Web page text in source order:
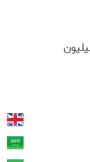
شهرهایی مانند پرند دیگر زیر ۱۰۰ میلیون تومان نخواهد بود و در این بین در شهرهایی مانند پردیس نیز در حال که هزینه رهن زیر ۱۰۰ میلیون